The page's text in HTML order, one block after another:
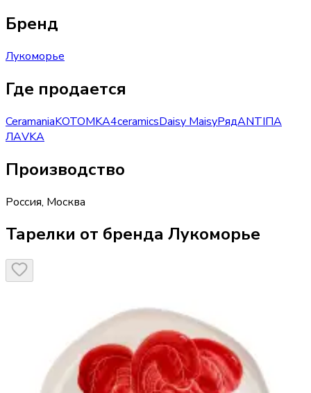
Бренд
Лукоморье
Где продается
CeramaniaKOTOMKA4ceramicsDaisy MaisyРядANTIПА
ЛАVKA
Производство
Россия, Москва
Тарелки от бренда Лукоморье